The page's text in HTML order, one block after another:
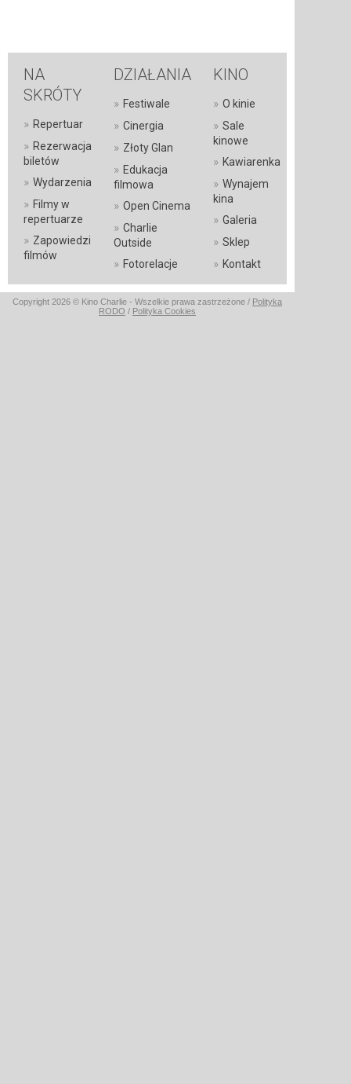
NA
SKRÓTY
» Repertuar
» Rezerwacja
biletów
» Wydarzenia
» Filmy w
repertuarze
» Zapowiedzi
filmów
DZIAŁANIA
» Festiwale
» Cinergia
» Złoty Glan
» Edukacja
filmowa
» Open Cinema
» Charlie
Outside
» Fotorelacje
KINO
» O kinie
» Sale
kinowe
» Kawiarenka
» Wynajem
kina
» Galeria
» Sklep
» Kontakt
Copyright 2026 © Kino Charlie - Wszelkie prawa zastrzeżone / Polityka
RODO / Polityka Cookies